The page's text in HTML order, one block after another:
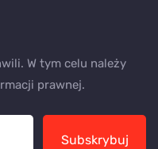
W tym celu należy
prawnej.
Subskrybuj